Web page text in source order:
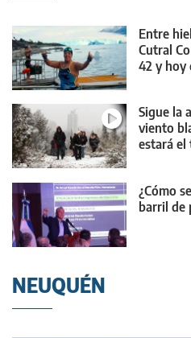
Entre
Cutral
42 y hoy
Sigue la
viento
estará el
¿Cómo
barril de
NEUQUÉN